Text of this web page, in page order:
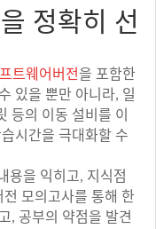
정확히 선
트웨어버전을 포함한
있을 뿐만 아니라, 일
등의 이동 설비를 이
시간을 극대화할 수
용을 익히고, 지식점
모의고사를 통해 한
, 공부의 약점을 발견